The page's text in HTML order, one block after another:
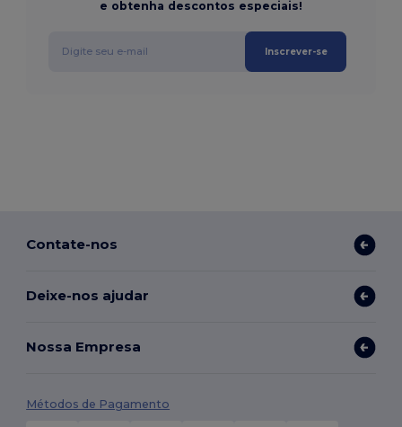
e obtenha descontos especiais!
Inscrever-se
Contate-nos
Deixe-nos ajudar
Nossa Empresa
Métodos de Pagamento